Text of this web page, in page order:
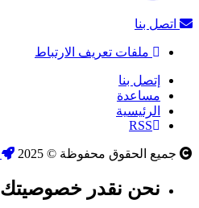
اتصل بنا
ملفات تعريف الارتباط
إتصل بنا
مساعدة
الرئيسية
RSS
جميع الحقوق محفوظة © 2025
نحن نقدر خصوصيتك